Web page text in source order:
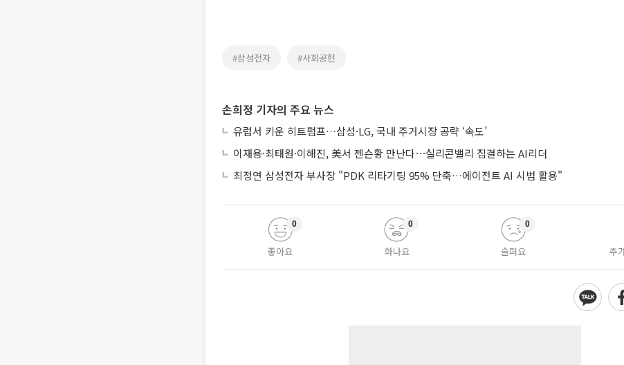
#삼성전자 #사회공헌
손희정 기자의 주요 뉴스
유럽서 키운 히트펌프…삼성·LG, 국내 주거시장 공략 ‘속도’
이재용·최태원·이해진, 美서 젠슨황 만난다⋯실리콘밸리 집결하는 AI리더
최정연 삼성전자 부사장 "PDK 리타기팅 95% 단축…에이전트 AI 시범 활용"
좋아요
0
화나요
0
슬퍼요
0
추